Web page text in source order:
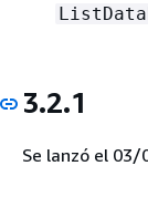
3.2.1
Se lanzó el